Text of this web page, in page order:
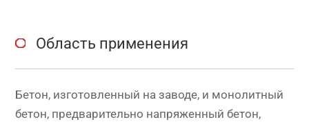
Область применения
Бетон, изготовленный на заводе, и монолитный
бетон, предварительно напряженный бетон,